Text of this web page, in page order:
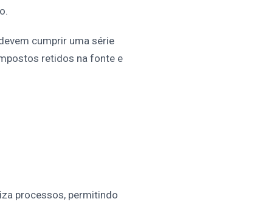
cumprir uma série
retidos na fonte e
processos, permitindo